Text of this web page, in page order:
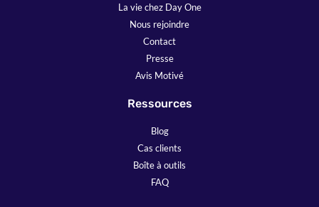
La vie chez Day One
Nous rejoindre
Contact
Presse
Avis Motivé
Ressources
Blog
Cas clients
Boîte à outils
FAQ